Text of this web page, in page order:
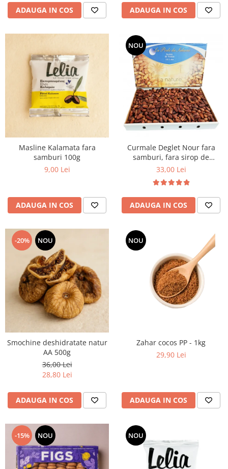
ADAUGA IN COS ADAUGA IN COS
Masline Kalamata fara
samburi 100g
9,00 Lei
ADAUGA IN COS
NOU
Curmale Deglet Nour fara
samburi, fara sirop de
glucoza 5 kg VRAC
33,00 Lei
ADAUGA IN COS
-20% NOU
Smochine deshidratate natur
AA 500g
36,00 Lei
28,80 Lei
ADAUGA IN COS
NOU
Zahar cocos PP - 1kg
29,90 Lei
ADAUGA IN COS
-15% NOU NOU